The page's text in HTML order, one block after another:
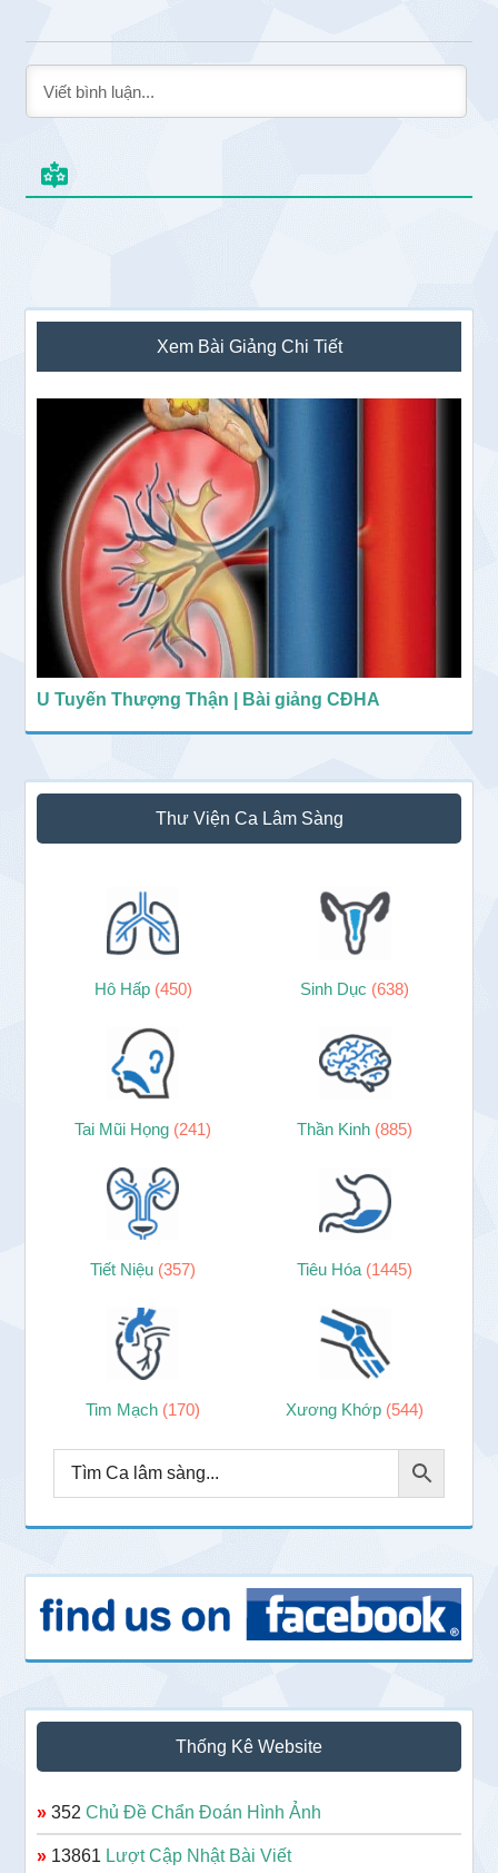
Sidebar
chính
Xem Bài Giảng Chi Tiết
U Tuyến Thượng Thận | Bài giảng CĐHA
Thư Viện Ca Lâm Sàng
Hô Hấp (450) Sinh Dục (638)
Tai Mũi Họng (241) Thần Kinh (885)
Tiết Niệu (357) Tiêu Hóa (1445)
Tim Mạch (170) Xương Khớp (544)
Thống Kê Website
» 352Chủ Đề Chẩn Đoán Hình Ảnh
» 13861 Lượt Cập Nhật Bài Viết